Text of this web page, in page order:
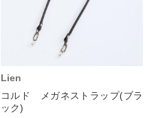
Lien
コルド メガネストラップ(ブラ
ック)